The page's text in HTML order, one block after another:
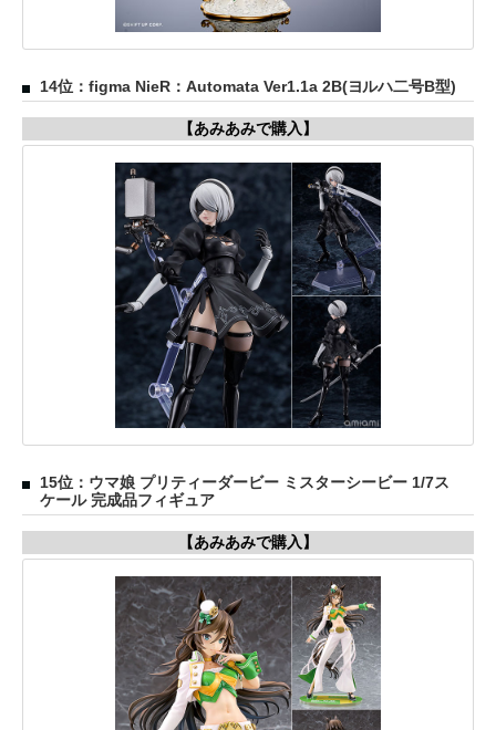
14位：figma NieR：Automata Ver1.1a 2B(ヨルハ二号B型)
【あみあみで購入】
15位：ウマ娘 プリティーダービー ミスターシービー 1/7ス
ケール 完成品フィギュア
【あみあみで購入】